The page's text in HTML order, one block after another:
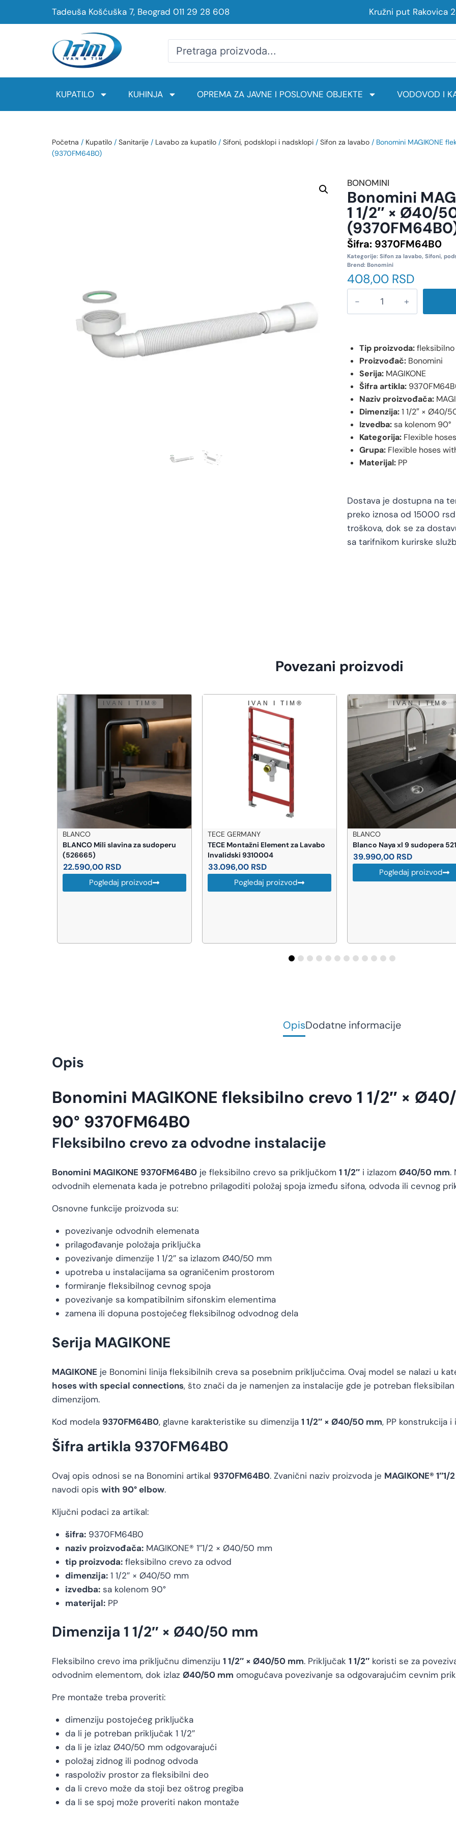
Tadeuša Košćuška 7, Beograd 011 29 28 608 Kružni put Rakovica
KUPATILO KUHINJA OPREMA ZA JAVNE I POSLOVNE OBJEKTE VODOVOD I
Početna / Kupatilo / Sanitarije / Lavabo za kupatilo / Sifoni, podsklopi i nadsklopi / Sifon za lavabo / Bonomini MAGIKONE
(9370FM64B0)
BONOMINI
Bonomini
1 1/2″ × Ø40/
Šifra: 9370FM64B0
Kategorije: Sifon za lavabo, Sifoni,
Brend: Bonomini
408,00 RSD
Tip proizvoda:
Proizvođač: Bonomini
Serija: MAGIKONE
Šifra artikla:
Naziv proizvođača:
Dimenzija:1 1/2″ × Ø40/
Izvedba:sa kolenom 90°
Kategorija: Flexible hoses
Grupa: Flexible hoses
Materijal: PP
Dostava je dostupna na
preko iznosa od 15000
troškova, dok se za
sa tarifnikom kurirske
Povezani proizvodi
TECE GERMANY
TECE Montažni Element za Lavabo
Invalidski 9310004
33.096,00RSD
Pogledaj proizvod
BLANCO
Blanco Naya xl 9 sudopera 521811
39.990,00RSD
Pogledaj proizvod
HANSGROHE
Hansgrohe Talis E slavina za
ugradna (71732000)
30.458,00RSD
Pogledaj proizvod
OpisDodatne informacije
Opis
Bonomini MAGIKONE fleksibilno crevo 1 1/2″ ×
90° 9370FM64B0
Fleksibilno crevo za odvodne instalacije
Bonomini MAGIKONE 9370FM64B0 je fleksibilno crevo sa priključkom 1 1/2″ i izlazom Ø40/50 mm.
odvodnih elemenata kada je potrebno prilagoditi položaj spoja između sifona, odvoda ili cevnog
Osnovne funkcije proizvoda su:
povezivanje odvodnih elemenata
prilagođavanje položaja priključka
povezivanje dimenzije 1 1/2″ sa izlazom Ø40/50 mm
upotreba u instalacijama sa ograničenim prostorom
formiranje fleksibilnog cevnog spoja
povezivanje sa kompatibilnim sifonskim elementima
zamena ili dopuna postojećeg fleksibilnog odvodnog dela
Serija MAGIKONE
MAGIKONE je Bonomini linija fleksibilnih creva sa posebnim priključcima. Ovaj model se nalazi u
hoses with special connections, što znači da je namenjen za instalacije gde je potreban
dimenzijom.
Kod modela 9370FM64B0, glavne karakteristike su dimenzija 1 1/2″ × Ø40/50 mm, PP konstrukcija i
Šifra artikla 9370FM64B0
Ovaj opis odnosi se na Bonomini artikal 9370FM64B0. Zvanični naziv proizvoda je MAGIKONE®
navodi opis with 90° elbow.
Ključni podaci za artikal:
šifra:9370FM64B0
naziv proizvođača:MAGIKONE® 1″1/2 × Ø40/50 mm
tip proizvoda:fleksibilno crevo za odvod
dimenzija:1 1/2″ × Ø40/50 mm
izvedba:sa kolenom 90°
materijal:PP
Dimenzija 1 1/2″ × Ø40/50 mm
Fleksibilno crevo ima priključnu dimenziju 1 1/2″ × Ø40/50 mm. Priključak 1 1/2″ koristi se za
odvodnim elementom, dok izlaz Ø40/50 mm omogućava povezivanje sa odgovarajućim cevnim
Pre montaže treba proveriti:
dimenziju postojećeg priključka
da li je potreban priključak 1 1/2″
da li je izlaz Ø40/50 mm odgovarajući
položaj zidnog ili podnog odvoda
raspoloživ prostor za fleksibilni deo
da li crevo može da stoji bez oštrog pregiba
da li se spoj može proveriti nakon montaže